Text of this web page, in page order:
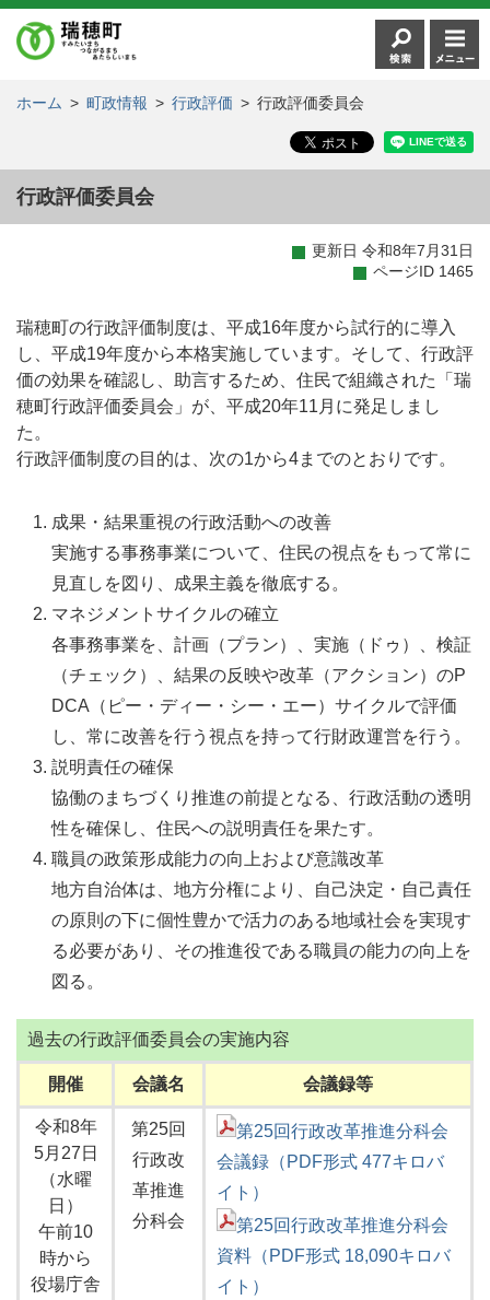
ホーム > 町政情報 > 行政評価 > 行政評価委員会
行政評価委員会
更新日 令和8年7月31日
ページID 1465
瑞穂町の行政評価制度は、平成16年度から試行的に導入
し、平成19年度から本格実施しています。そして、行政評
価の効果を確認し、助言するため、住民で組織された「瑞
穂町行政評価委員会」が、平成20年11月に発足しまし
た。
行政評価制度の目的は、次の1から4までのとおりです。
成果・結果重視の行政活動への改善
実施する事務事業について、住民の視点をもって常に
見直しを図り、成果主義を徹底する。
マネジメントサイクルの確立
各事務事業を、計画（プラン）、実施（ドゥ）、検証
（チェック）、結果の反映や改革（アクション）のP
DCA（ピー・ディー・シー・エー）サイクルで評価
し、常に改善を行う視点を持って行財政運営を行う。
説明責任の確保
協働のまちづくり推進の前提となる、行政活動の透明
性を確保し、住民への説明責任を果たす。
職員の政策形成能力の向上および意識改革
地方自治体は、地方分権により、自己決定・自己責任
の原則の下に個性豊かで活力のある地域社会を実現す
る必要があり、その推進役である職員の能力の向上を
図る。
過去の行政評価委員会の実施内容
開催 会議名 会議録等
令和8年
5月27日
（水曜
日）
午前10
時から
役場庁舎
第25回
行政改
革推進
分科会
第25回行政改革推進分科会
会議録（PDF形式 477キロバ
イト）
第25回行政改革推進分科会
資料（PDF形式 18,090キロバ
イト）